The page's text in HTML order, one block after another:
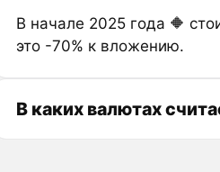
В начале 2025 года 🔶
это -70% к вложению.
В каких валютах